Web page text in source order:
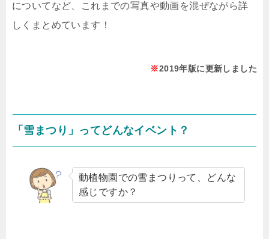
についてなど、これまでの写真や動画を混ぜながら詳
しくまとめています！
※2019年版に更新しました
「雪まつり」ってどんなイベント？
動植物園での雪まつりって、どんな
感じですか？